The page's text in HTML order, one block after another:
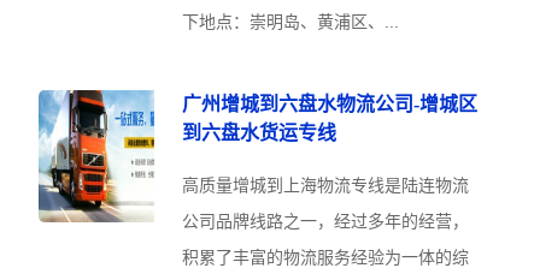
下地点：崇明岛、黄浦区、...
广州增城到六盘水物流公司-增城区
到六盘水货运专线
高质量增城到上海物流专线是陆连物流
公司品牌线路之一，经过多年的经营，
积累了丰富的物流服务经验为一体的综